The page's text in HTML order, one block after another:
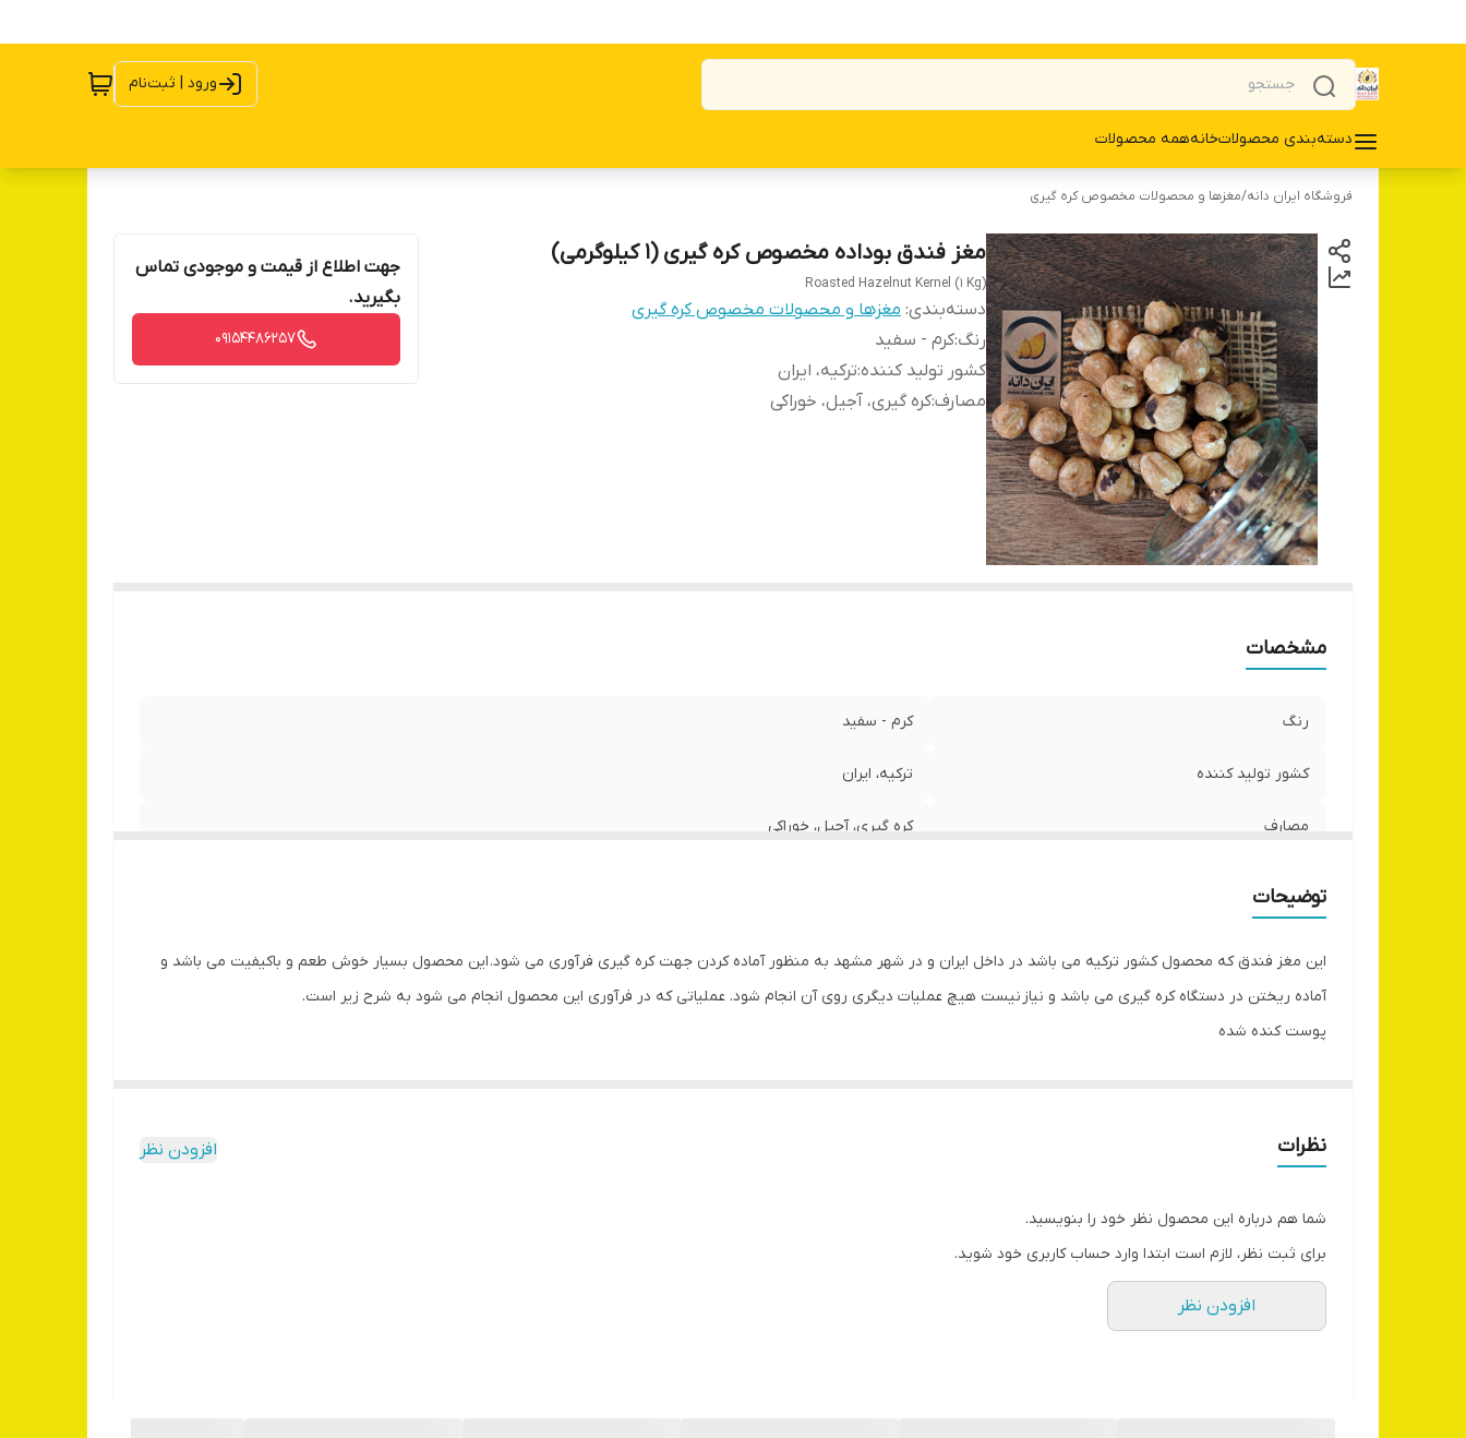
ورود | ثبت‌نام
دسته‌بندی محصولاتخانههمه محصولات
فروشگاه ایران دانه/مغزها و محصولات مخصوص کره گیری
مغز فندق بوداده مخصوص کره گیری (1 کیلوگرمی)
Roasted Hazelnut Kernel (1 Kg)
دسته‌بندی: مغزها و محصولات مخصوص کره گیری
رنگ:کرم - سفید
کشور تولید کننده:ترکیه، ایران
مصارف:کره گیری، آجیل، خوراکی
جهت اطلاع از قیمت و موجودی تماس
بگیرید.
09154486257
مشخصات
رنگ کرم - سفید
کشور تولید کننده ترکیه، ایران
مصارف کره گیری، آجیل، خوراکی
توضیحات
این مغز فندق که محصول کشور ترکیه می باشد در داخل ایران و در شهر مشهد به منظور آماده کردن جهت کره گیری فرآوری می شود. این محصول بسیار خوش طعم و باکیفیت می باشد و
آماده ریختن در دستگاه کره گیری می باشد و نیاز نیست هیچ عملیات دیگری روی آن انجام شود. عملیاتی که در فرآوری این محصول انجام می شود به شرح زیر است.
پوست کنده شده
بسته بندی از ۱ کیلوگرم به بالا
نظرات افزودن نظر
شما هم درباره این محصول نظر خود را بنویسید.
برای ثبت نظر، لازم است ابتدا وارد حساب کاربری خود شوید.
افزودن نظر